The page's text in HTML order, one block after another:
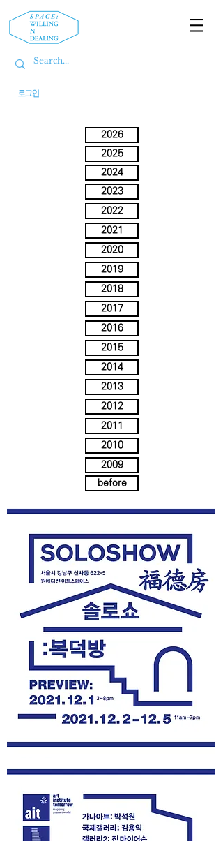
로그인
2026
2025
2024
2023
2022
2021
2020
2019
2018
2017
2016
2015
2014
2013
2012
2011
2010
2009
before